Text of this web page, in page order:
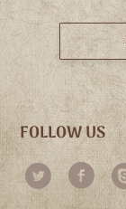
FOLLOW US